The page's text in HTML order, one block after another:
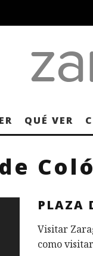
QUÉ VER
PLAZA
Visitar
como